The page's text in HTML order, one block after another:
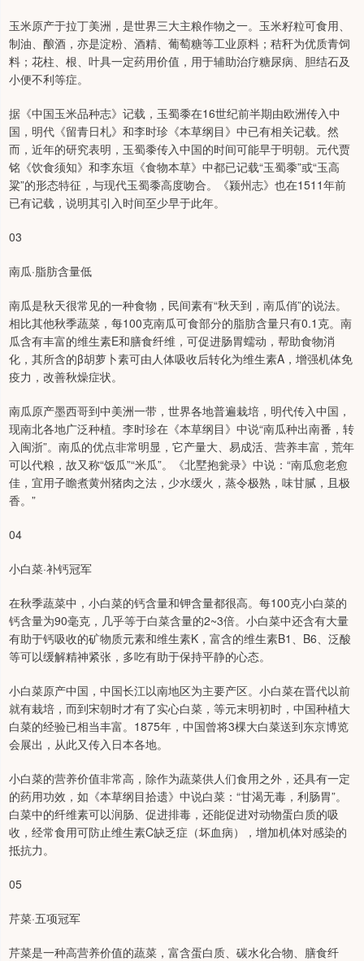
玉米原产于拉丁美洲，是世界三大主粮作物之一。玉米籽粒可食用、
制油、酿酒，亦是淀粉、酒精、葡萄糖等工业原料；秸秆为优质青饲
料；花柱、根、叶具一定药用价值，用于辅助治疗糖尿病、胆结石及
小便不利等症。
据《中国玉米品种志》记载，玉蜀黍在16世纪前半期由欧洲传入中
国，明代《留青日札》和李时珍《本草纲目》中已有相关记载。然
而，近年的研究表明，玉蜀黍传入中国的时间可能早于明朝。元代贾
铭《饮食须知》和李东垣《食物本草》中都已记载“玉蜀黍”或“玉高
粱”的形态特征，与现代玉蜀黍高度吻合。《颍州志》也在1511年前
已有记载，说明其引入时间至少早于此年。
03
南瓜·脂肪含量低
南瓜是秋天很常见的一种食物，民间素有“秋天到，南瓜俏”的说法。
相比其他秋季蔬菜，每100克南瓜可食部分的脂肪含量只有0.1克。南
瓜含有丰富的维生素E和膳食纤维，可促进肠胃蠕动，帮助食物消
化，其所含的β胡萝卜素可由人体吸收后转化为维生素A，增强机体免
疫力，改善秋燥症状。
南瓜原产墨西哥到中美洲一带，世界各地普遍栽培，明代传入中国，
现南北各地广泛种植。李时珍在《本草纲目》中说“南瓜种出南番，转
入闽浙”。南瓜的优点非常明显，它产量大、易成活、营养丰富，荒年
可以代粮，故又称“饭瓜”“米瓜”。《北墅抱瓮录》中说：“南瓜愈老愈
佳，宜用子瞻煮黄州猪肉之法，少水缓火，蒸令极熟，味甘腻，且极
香。”
04
小白菜·补钙冠军
在秋季蔬菜中，小白菜的钙含量和钾含量都很高。每100克小白菜的
钙含量为90毫克，几乎等于白菜含量的2~3倍。小白菜中还含有大量
有助于钙吸收的矿物质元素和维生素K，富含的维生素B1、B6、泛酸
等可以缓解精神紧张，多吃有助于保持平静的心态。
小白菜原产中国，中国长江以南地区为主要产区。小白菜在晋代以前
就有栽培，而到宋朝时才有了实心白菜，等元末明初时，中国种植大
白菜的经验已相当丰富。1875年，中国曾将3棵大白菜送到东京博览
会展出，从此又传入日本各地。
小白菜的营养价值非常高，除作为蔬菜供人们食用之外，还具有一定
的药用功效，如《本草纲目拾遗》中说白菜：“甘渴无毒，利肠胃”。
白菜中的纤维素可以润肠、促进排毒，还能促进对动物蛋白质的吸
收，经常食用可防止维生素C缺乏症（坏血病），增加机体对感染的
抵抗力。
05
芹菜·五项冠军
芹菜是一种高营养价值的蔬菜，富含蛋白质、碳水化合物、膳食纤